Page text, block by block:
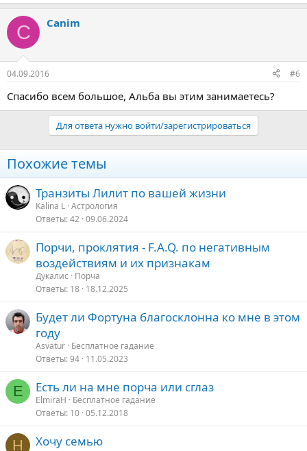
C Canim
04.09.2016 #6
Спасибо всем большое, Альба вы этим занимаетесь?
Для ответа нужно войти/зарегистрироваться
Похожие темы
Транзиты Лилит по вашей жизни
Kalina L Астрология
Ответы 42 09.06.2024
Порчи, проклятия - F.A.Q. по негативным
воздействиям и их признакам
Дукалис
Порча
Ответы 18 18.12.2025
Будет ли Фортуна благосклонна ко мне в этом
году
Asvatur Бесплатное гадание
Ответы 94 11.05.2023
E Есть ли на мне порча или сглаз
ElmiraH
Бесплатное гадание
Ответы 10 05.12.2018
Н Хочу семью